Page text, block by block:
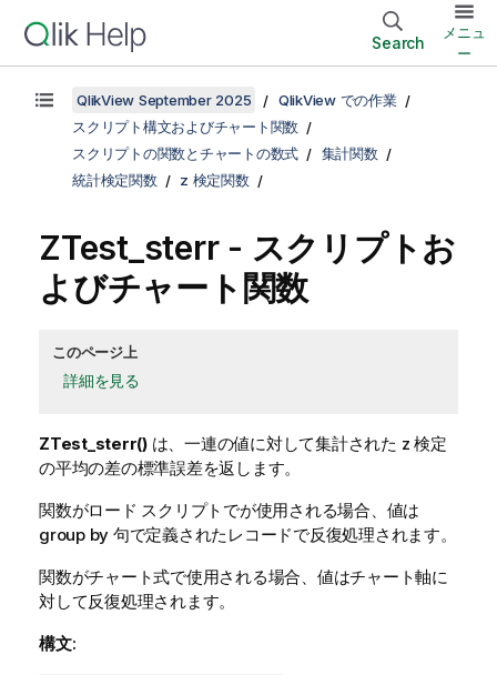
Search
メニュ
ー
QlikView September 2025
QlikView での作業
スクリプト構文およびチャート関数
スクリプトの関数とチャートの数式
集計関数
統計検定関数
z 検定関数
ZTest_sterr- スクリプトお
よびチャート関数
このページ上
詳細を見る
ZTest_sterr()は、一連の値に対して集計された z 検定
の平均の差の標準誤差を返します。
関数がロード スクリプトでが使用される場合、値は
group by 句で定義されたレコードで反復処理されます。
関数がチャート式で使用される場合、値はチャート軸に
対して反復処理されます。
構文: